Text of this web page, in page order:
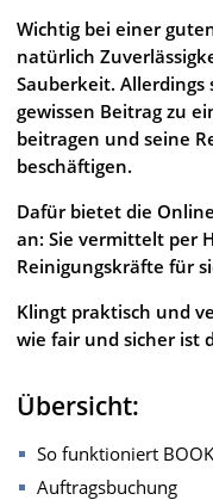
Wichtig bei einer
natürlich
Sauberkeit.
gewissen Beitrag zu
beitragen und seine
beschäftigen.
Dafür bietet die
an: Sie vermittelt per
Reinigungskräfte für
Klingt praktisch und
wie fair und sicher ist
Übersicht:
So funktioniert BOOK
Auftragsbuchung